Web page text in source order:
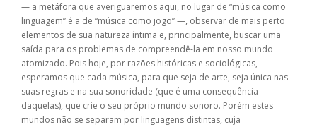
— a metáfora que averiguaremos aqui, no lugar de “música como
linguagem” é a de “música como jogo” —, observar de mais perto
elementos de sua natureza íntima e, principalmente, buscar uma
saída para os problemas de compreendê-la em nosso mundo
atomizado. Pois hoje, por razões históricas e sociológicas,
esperamos que cada música, para que seja de arte, seja única nas
suas regras e na sua sonoridade (que é uma consequência
daquelas), que crie o seu próprio mundo sonoro. Porém estes
mundos não se separam por linguagens distintas, cuja